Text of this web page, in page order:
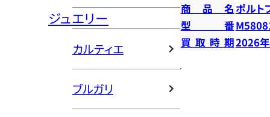
ジュエリー
カルティエ
ブルガリ
商品名ポルト
型番
買取時期2026